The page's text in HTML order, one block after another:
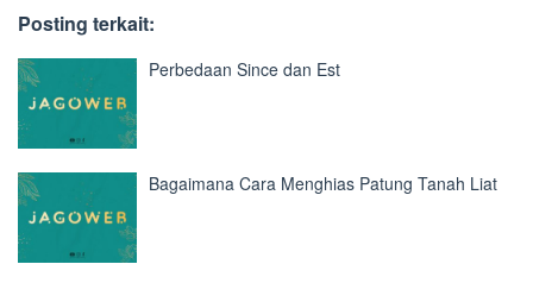
Posting terkait:
Perbedaan Since dan Est
Bagaimana Cara Menghias Patung Tanah Liat